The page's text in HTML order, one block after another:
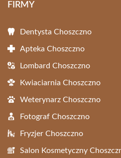
FIRMY
Dentysta Choszczno
Apteka Choszczno
Lombard Choszczno
Kwiaciarnia Choszczno
Weterynarz Choszczno
Fotograf Choszczno
Fryzjer Choszczno
Salon Kosmetyczny